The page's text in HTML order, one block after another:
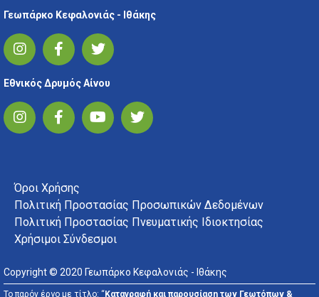
Γεωπάρκο Κεφαλονιάς - Ιθάκης
Εθνικός Δρυμός Αίνου
FOOTER MENU
Όροι Χρήσης
Πολιτική Προστασίας Προσωπικών Δεδομένων
Πολιτική Προστασίας Πνευματικής Ιδιοκτησίας
Χρήσιμοι Σύνδεσμοι
Copyright © 2020 Γεωπάρκο Κεφαλονιάς - Ιθάκης
Το παρόν έργο με τίτλο: “ Καταγραφή και παρουσίαση των Γεωτόπων &